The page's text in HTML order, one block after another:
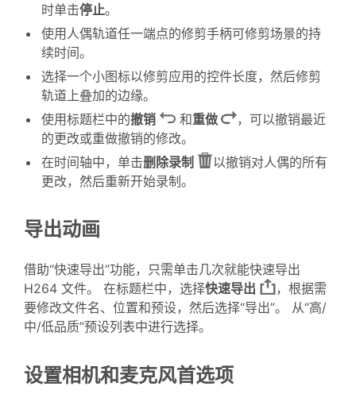
时单击停止。
使用人偶轨道任一端点的修剪手柄可修剪场景的持
续时间。
选择一个小图标以修剪应用的控件长度，然后修剪
轨道上叠加的边缘。
使用标题栏中的撤销 和重做
，可以撤销最近
的更改或重做撤销的修改。
在时间轴中，单击删除录制
以撤销对人偶的所有
更改，然后重新开始录制。
导出动画
借助“快速导出”功能，只需单击几次就能快速导出
H264 文件。 在标题栏中，选择快速导出
，根据需
要修改文件名、位置和预设，然后选择“导出”。 从“高/
中/低品质”预设列表中进行选择。
设置相机和麦克风首选项